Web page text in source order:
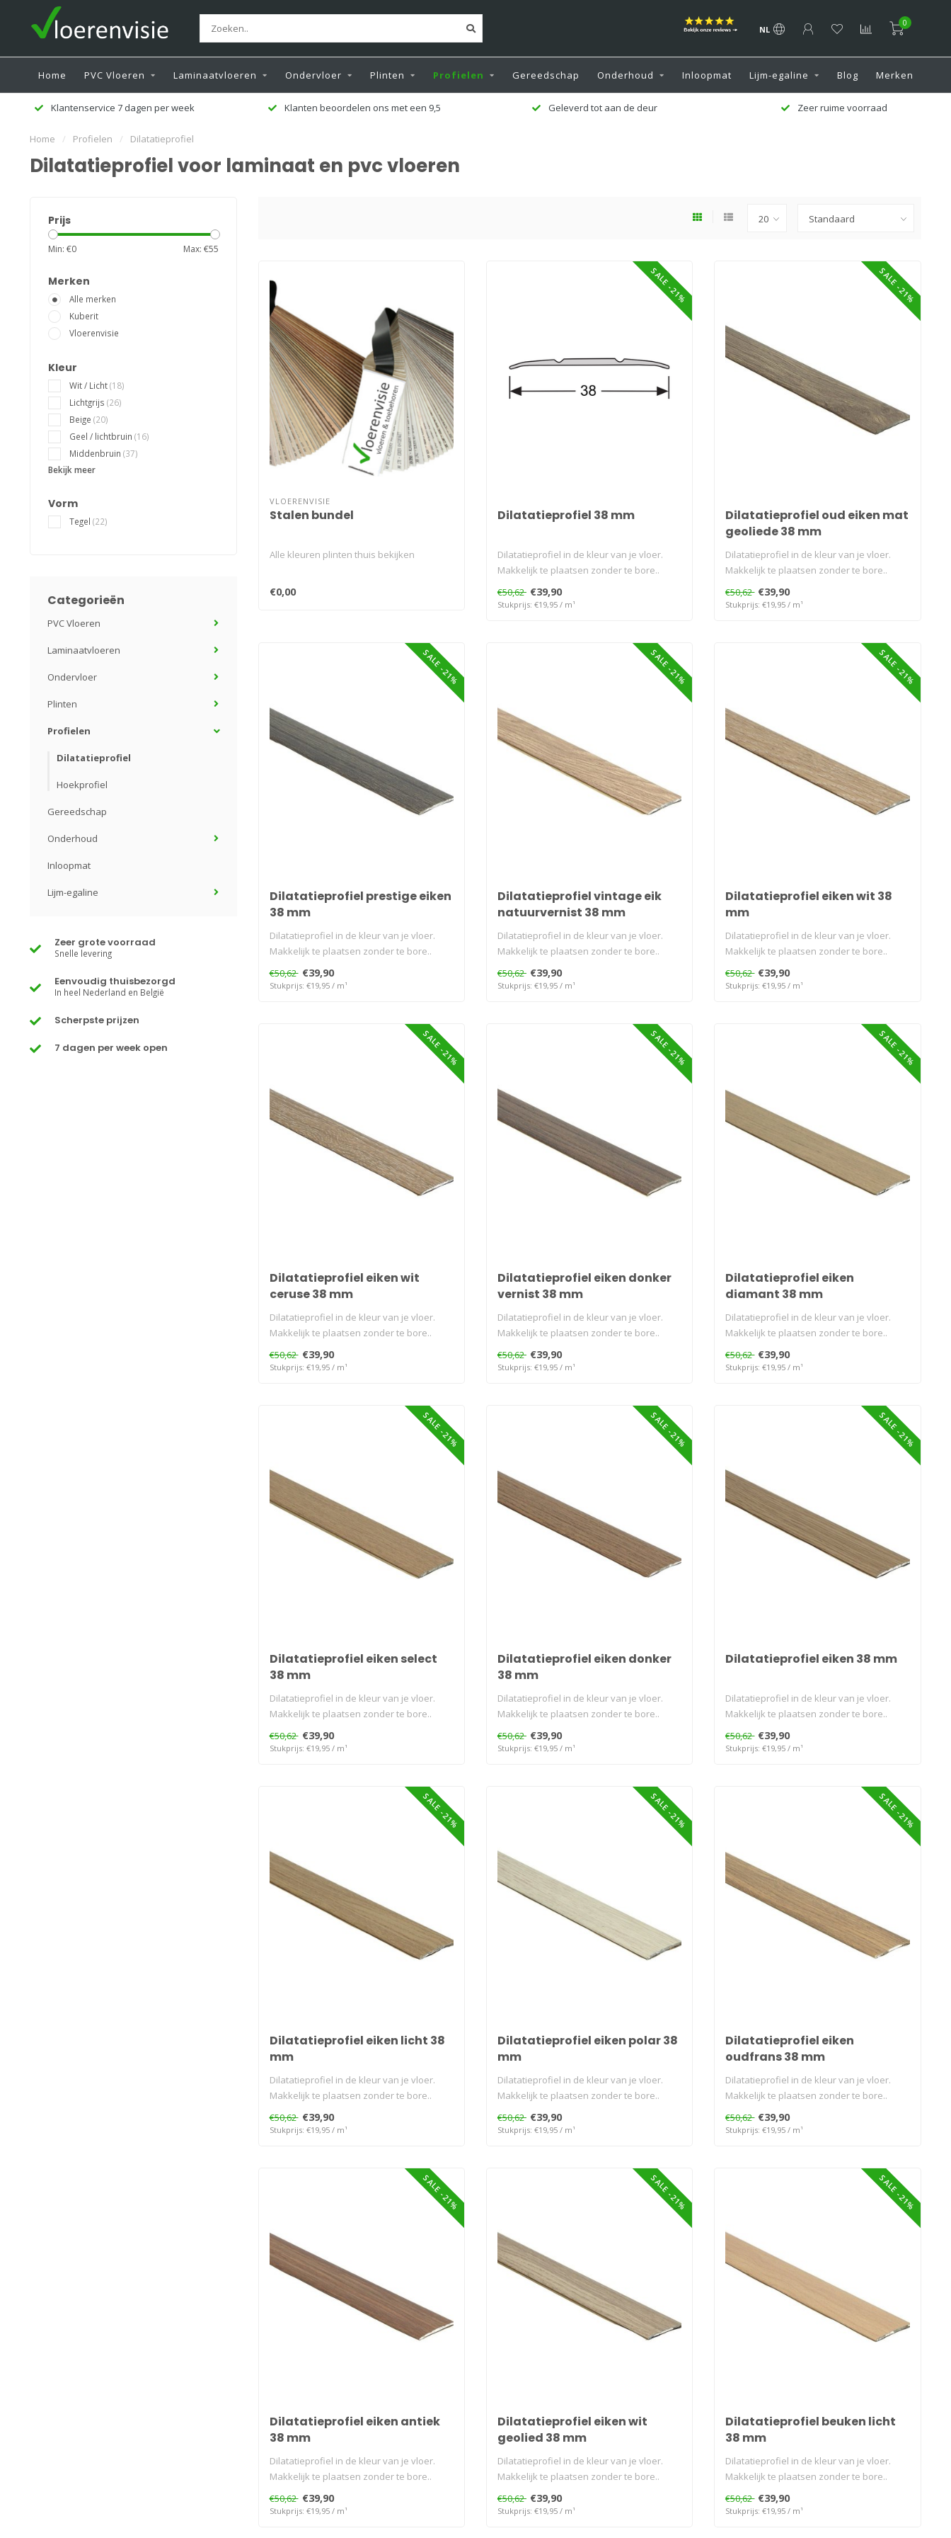
NL
0
Home PVC Vloeren Laminaatvloeren Ondervloer Plinten Profielen Gereedschap Onderhoud Inloopmat Lijm-egaline Blog Merken
Klanten beoordelen ons met een 9,5 Geleverd tot aan de deur Zeer ruime voorraad Klantenservice 7 dagen per
Home / Profielen / Dilatatieprofiel
Dilatatieprofiel voor laminaat en pvc vloeren
Prijs
Min: €0 Max: €55
Merken
Alle merken
Kuberit
Vloerenvisie
Kleur
Wit / Licht(18)
Lichtgrijs (26)
Beige (20)
Geel / lichtbruin (16)
Middenbruin (37)
Bekijk meer
Vorm
Tegel (22)
Categorieën
PVC Vloeren
Laminaatvloeren
Ondervloer
Plinten
Profielen
Dilatatieprofiel
Hoekprofiel
Gereedschap
Onderhoud
Inloopmat
Lijm-egaline
Zeer grote voorraad
Snelle levering
Eenvoudig thuisbezorgd
In heel Nederland en België
Scherpste prijzen
7 dagen per week open
VLOERENVISIE
Stalen bundel
Alle kleuren plinten thuis bekijken
€0,00
SALE -21%
Dilatatieprofiel 38 mm
Dilatatieprofiel in de kleur van je vloer.
Makkelijk te plaatsen zonder te bore..
€50,62 €39,90
Stukprijs: €19,95 / m¹
SALE -21%
Dilatatieprofiel oud eiken mat
geoliede 38 mm
Dilatatieprofiel in de kleur van je vloer.
Makkelijk te plaatsen zonder te bore..
€50,62 €39,90
Stukprijs: €19,95 / m¹
SALE -21%
Dilatatieprofiel prestige eiken
38 mm
Dilatatieprofiel in de kleur van je vloer.
Makkelijk te plaatsen zonder te bore..
€50,62 €39,90
Stukprijs: €19,95 / m¹
SALE -21%
Dilatatieprofiel vintage eik
natuurvernist 38 mm
Dilatatieprofiel in de kleur van je vloer.
Makkelijk te plaatsen zonder te bore..
€50,62 €39,90
Stukprijs: €19,95 / m¹
SALE -21%
Dilatatieprofiel eiken wit 38
mm
Dilatatieprofiel in de kleur van je vloer.
Makkelijk te plaatsen zonder te bore..
€50,62 €39,90
Stukprijs: €19,95 / m¹
SALE -21%
Dilatatieprofiel eiken wit
ceruse 38 mm
Dilatatieprofiel in de kleur van je vloer.
Makkelijk te plaatsen zonder te bore..
€50,62 €39,90
Stukprijs: €19,95 / m¹
SALE -21%
Dilatatieprofiel eiken donker
vernist 38 mm
Dilatatieprofiel in de kleur van je vloer.
Makkelijk te plaatsen zonder te bore..
€50,62 €39,90
Stukprijs: €19,95 / m¹
SALE -21%
Dilatatieprofiel eiken
diamant 38 mm
Dilatatieprofiel in de kleur van je vloer.
Makkelijk te plaatsen zonder te bore..
€50,62 €39,90
Stukprijs: €19,95 / m¹
SALE -21%
Dilatatieprofiel eiken select
38 mm
Dilatatieprofiel in de kleur van je vloer.
Makkelijk te plaatsen zonder te bore..
€50,62 €39,90
Stukprijs: €19,95 / m¹
SALE -21%
Dilatatieprofiel eiken donker
38 mm
Dilatatieprofiel in de kleur van je vloer.
Makkelijk te plaatsen zonder te bore..
€50,62 €39,90
Stukprijs: €19,95 / m¹
SALE -21%
Dilatatieprofiel eiken 38 mm
Dilatatieprofiel in de kleur van je vloer.
Makkelijk te plaatsen zonder te bore..
€50,62 €39,90
Stukprijs: €19,95 / m¹
SALE -21%
Dilatatieprofiel eiken licht 38
mm
Dilatatieprofiel in de kleur van je vloer.
Makkelijk te plaatsen zonder te bore..
€50,62 €39,90
Stukprijs: €19,95 / m¹
SALE -21%
Dilatatieprofiel eiken polar 38
mm
Dilatatieprofiel in de kleur van je vloer.
Makkelijk te plaatsen zonder te bore..
€50,62 €39,90
Stukprijs: €19,95 / m¹
SALE -21%
Dilatatieprofiel eiken
oudfrans 38 mm
Dilatatieprofiel in de kleur van je vloer.
Makkelijk te plaatsen zonder te bore..
€50,62 €39,90
Stukprijs: €19,95 / m¹
SALE -21%
Dilatatieprofiel eiken antiek
38 mm
Dilatatieprofiel in de kleur van je vloer.
Makkelijk te plaatsen zonder te bore..
€50,62 €39,90
Stukprijs: €19,95 / m¹
SALE -21%
Dilatatieprofiel eiken wit
geolied 38 mm
Dilatatieprofiel in de kleur van je vloer.
Makkelijk te plaatsen zonder te bore..
€50,62 €39,90
Stukprijs: €19,95 / m¹
SALE -21%
Dilatatieprofiel beuken licht
38 mm
Dilatatieprofiel in de kleur van je vloer.
Makkelijk te plaatsen zonder te bore..
€50,62 €39,90
Stukprijs: €19,95 / m¹